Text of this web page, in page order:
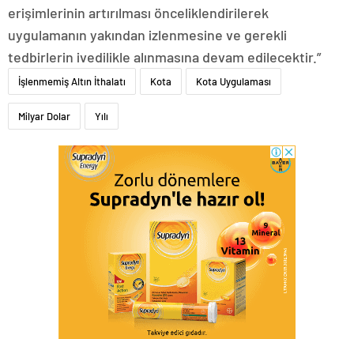
erişimlerinin artırılması önceliklendirilerek
uygulamanın yakından izlenmesine ve gerekli
tedbirlerin ivedilikle alınmasına devam edilecektir.”
İşlenmemiş Altın İthalatı Kota Kota Uygulaması
Milyar Dolar Yılı